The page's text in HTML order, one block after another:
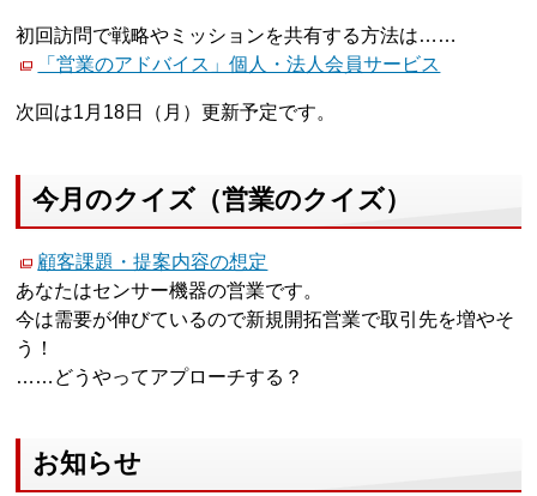
初回訪問で戦略やミッションを共有する方法は……
「営業のアドバイス」個人・法人会員サービス
次回は1月18日（月）更新予定です。
今月のクイズ（営業のクイズ）
顧客課題・提案内容の想定
あなたはセンサー機器の営業です。
今は需要が伸びているので新規開拓営業で取引先を増やそ
う！
……どうやってアプローチする？
お知らせ